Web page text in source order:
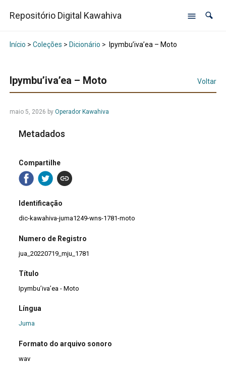
Repositório Digital Kawahiva
Início > Coleções > Dicionário > Ipymbu’iva’ea – Moto
Ipymbu’iva’ea – Moto Voltar
maio 5, 2026 by Operador Kawahiva
Metadados
Compartilhe
Identificação
dic-kawahiva-juma1249-wns-1781-moto
Numero de Registro
jua_20220719_mju_1781
Título
Ipymbu’iva’ea - Moto
Língua
Juma
Formato do arquivo sonoro
wav